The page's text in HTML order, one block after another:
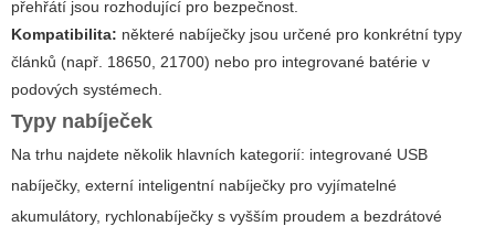
přehřátí jsou rozhodující pro bezpečnost.
Kompatibilita: některé nabíječky jsou určené pro konkrétní typy
článků (např. 18650, 21700) nebo pro integrované batérie v
podových systémech.
Typy nabíječek
Na trhu najdete několik hlavních kategorií: integrované USB
nabíječky, externí inteligentní nabíječky pro vyjímatelné
akumulátory, rychlonabíječky s vyšším proudem a bezdrátové